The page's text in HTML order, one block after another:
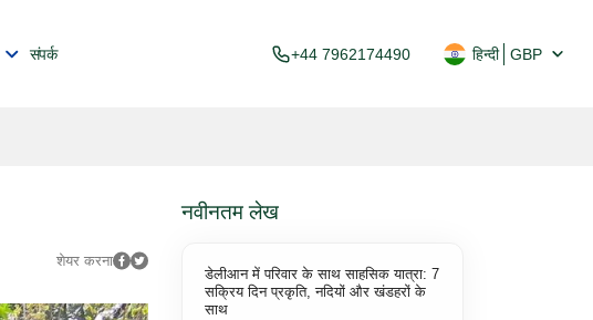
संपर्क +44 7962174490 हिन्दी GBP
शेयर करना
नवीनतम लेख
डेलीआन में परिवार के साथ साहसिक यात्रा: 7
सक्रिय दिन प्रकृति, नदियों और खंडहरों के
साथ